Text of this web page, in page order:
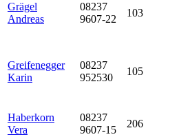
Grägel
Andreas
08237
9607-22
103
Greifenegger
Karin
08237
952530
105
Haberkorn
Vera
08237
9607-15
206